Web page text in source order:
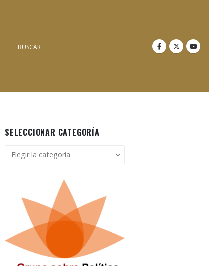
BUSCAR
SELECCIONAR CATEGORÍA
Seleccionar
categoría